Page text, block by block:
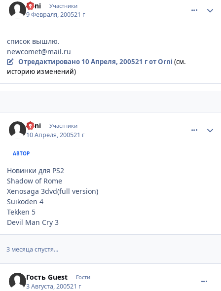
Orni Участники
9 Февраля, 200521 г
список вышлю.
newcomet@mail.ru
Отредактировано 10 Апреля, 200521 гот Orni (см.
историю изменений)
Orni Участники
10 Апреля, 200521 г
АВТОР
Новинки для PS2
Shadow of Rome
Xenosaga 3dvd(full version)
Suikoden 4
Tekken 5
Devil Man Cry 3
3 месяца спустя...
Гость Guest Гости
3 Августа, 200521 г